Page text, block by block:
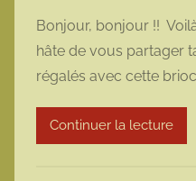
Bonjour, bonjour !!
hâte de vous partager
régalés avec cette
Continuer la lecture